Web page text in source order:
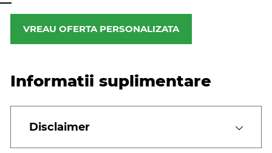
VREAU OFERTA PERSONALIZATA
Informatii suplimentare
Disclaimer